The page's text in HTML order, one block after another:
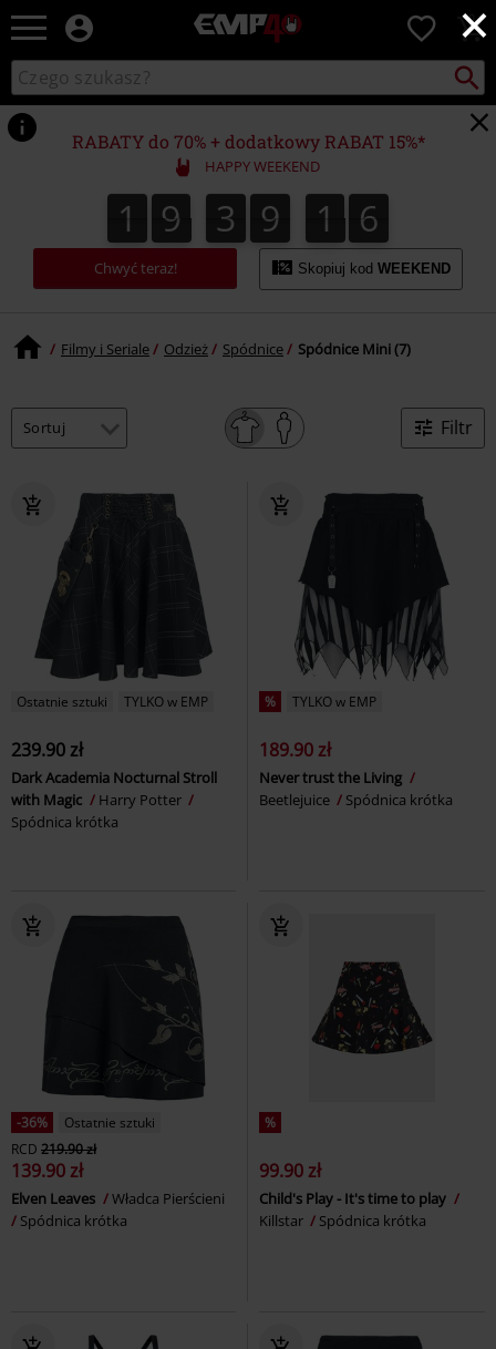
×
EMP
Merch
Fanów:
Muzyki,
Filmów,
Seriali
Gier
-
Moda
Alternatywna.
0
Wyszukaj
katalog
Szukaj
RABATY do 70% + dodatkowy RABAT 15%*
HAPPY WEEKEND
1
1 9
9 3
3 9
9 1
2
1 5
6
5
7
6
Chwyć teraz! Skopiuj kod WEEKEND
Filmy i Seriale Odzież Spódnice Spódnice Mini (7)
Filtr
Ostatnie sztuki TYLKO w EMP
239.90 zł
Dark Academia Nocturnal Stroll
with Magic
Harry Potter
Spódnica krótka
% TYLKO w EMP
189.90 zł
Never trust the Living
Beetlejuice
Spódnica krótka
-36%
Ostatnie sztuki
RCD 219.90 zł
139.90 zł
Elven Leaves
Władca Pierścieni
Spódnica krótka
%
99.90 zł
Child's Play - It's time to play
Killstar
Spódnica krótka